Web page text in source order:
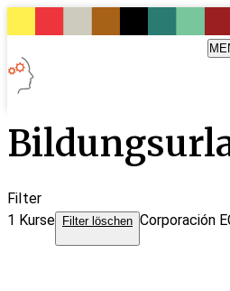
Filter
1 Kurse Filter löschen Corporación